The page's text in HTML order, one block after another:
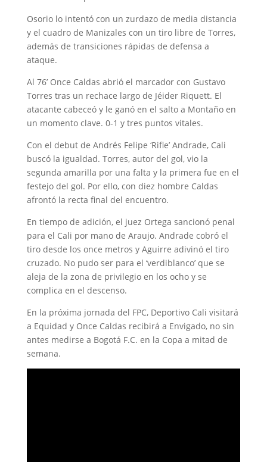
Osorio lo intentó con un zurdazo de media distancia
y el cuadro de Manizales con un tiro libre de Torres,
además de transiciones rápidas de defensa a
ataque.
Al 76’ Once Caldas abrió el marcador con Gustavo
Torres tras un rechace largo de Jéider Riquett. El
atacante cabeceó y le ganó en el salto a Montaño en
un momento clave. 0-1 y tres puntos vitales.
Con el debut de Andrés Felipe ‘Rifle’ Andrade, Cali
buscó la igualdad. Torres, autor del gol, vio la
segunda amarilla por una falta y la primera fue en el
festejo del gol. Por ello, con diez hombre Caldas
afrontó la recta final del encuentro.
En tiempo de adición, el juez Ortega sancionó penal
para el Cali por mano de Araujo. Andrade cobró el
tiro desde los once metros y Aguirre adivinó el tiro
cruzado. No pudo ser para el ‘verdiblanco’ que se
aleja de la zona de privilegio en los ocho y se
complica en el descenso.
En la próxima jornada del FPC, Deportivo Cali visitará
a Equidad y Once Caldas recibirá a Envigado, no sin
antes medirse a Bogotá F.C. en la Copa a mitad de
semana.